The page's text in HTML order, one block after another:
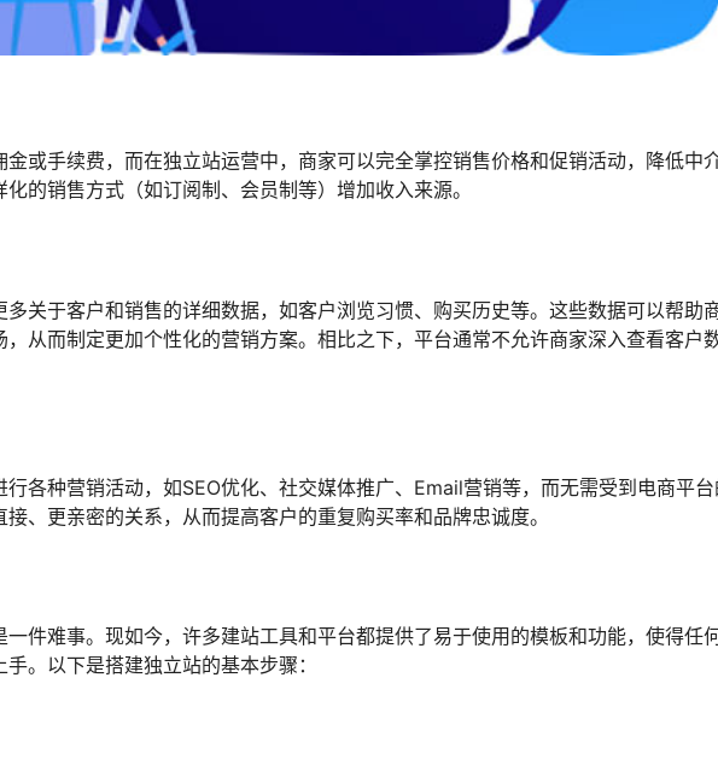
金或手续费，而在独立站运营中，商家可以完全掌控销售价格和促销活动，降低中
的销售方式（如订阅制、会员制等）增加收入来源。
关于客户和销售的详细数据，如客户浏览习惯、购买历史等。这些数据可以帮助
从而制定更加个性化的营销方案。相比之下，平台通常不允许商家深入查看客户
各种营销活动，如SEO优化、社交媒体推广、Email营销等，而无需受到电商平台
、更亲密的关系，从而提高客户的重复购买率和品牌忠诚度。
件难事。现如今，许多建站工具和平台都提供了易于使用的模板和功能，使得任
。以下是搭建独立站的基本步骤：